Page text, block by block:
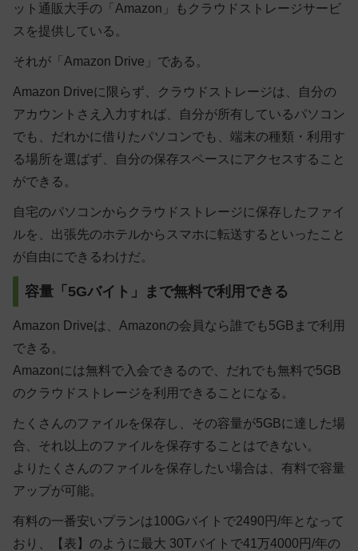
ット通販大手の「Amazon」もクラウドストレージサービ
スを提供している。
それが「Amazon Drive」である。
Amazon Driveに限らず、クラウドストレージは、自分の
アカウントさえ入力すれば、自分が所有しているパソコン
でも、だれかに借りたパソコンでも、端末の種類・利用す
る場所を選ばず、自分の保存スペースにアクセスすること
ができる。
自宅のパソコンからクラウドストレージに保存したファイ
ルを、出張先のホテルからスマホに転送するといったこと
が自由にできるわけだ。
容量「5Gバイト」まで無料で利用できる
Amazon Driveは、Amazonの会員なら誰でも5GBまで利用
できる。
Amazonには無料で入会できるので、だれでも無料で5GB
のクラウドストレージを利用できることになる。
たくさんのファイルを保存し、その容量が5GBに達した場
合、それ以上のファイルを保存することはできない。
よりたくさんのファイルを保存したい場合は、有料で容量
アップが可能。
有料の一番安いプランは100Gバイトで2490円/年となって
おり、【表】のように最大 30Tバイトで41万4000円/年の